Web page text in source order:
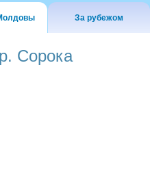
За рубежом
Сорока